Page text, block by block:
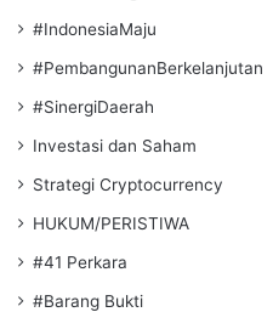
#IndonesiaMaju
#PembangunanBerkelanjutan
#SinergiDaerah
Investasi dan Saham
Strategi Cryptocurrency
HUKUM/PERISTIWA
#41 Perkara
#Barang Bukti